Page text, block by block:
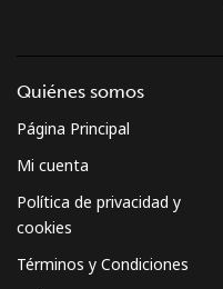
Quiénes somos
Página Principal
Mi cuenta
Política de privacidad y
cookies
Términos y Condiciones